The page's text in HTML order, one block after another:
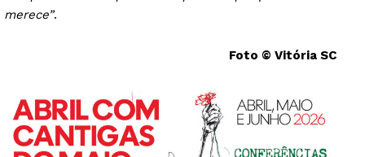
merece”.
Foto © Vitória SC